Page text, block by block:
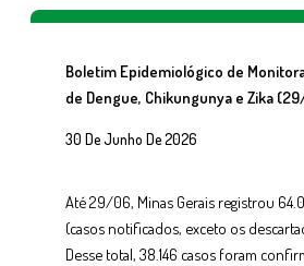
Boletim Epidemiológico de
de Dengue, Chikungunya e Zika
30 De Junho De 2026
Até 29/06, Minas Gerais registrou
(casos notificados, exceto os
Desse total, 38.146 casos foram